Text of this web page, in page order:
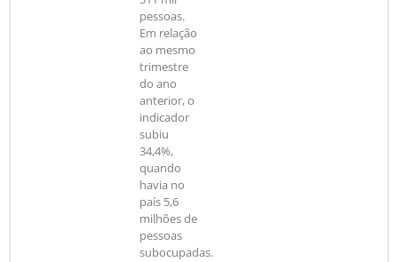
pessoas.
Em relação
ao mesmo
trimestre
do ano
anterior, o
indicador
subiu
34,4%,
quando
havia no
país 5,6
milhões de
pessoas
subocupadas.